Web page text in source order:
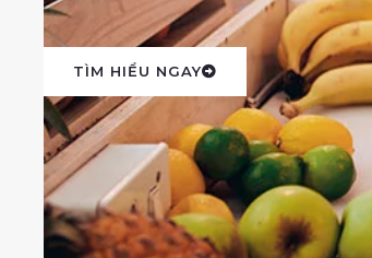
TÌM HIỂU NGAY